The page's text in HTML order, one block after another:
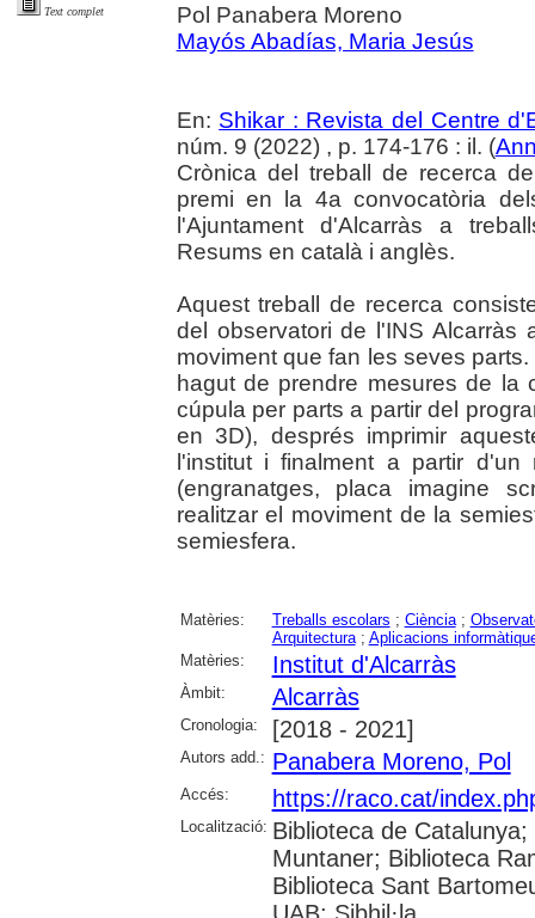
Text complet
Pol Panabera Moreno
Mayós Abadías, Maria Jesús
En: Shikar : Revista del Centre
núm. 9 (2022) , p. 174-176 : il. (
Crònica del treball de recerca
premi en la 4a convocatòria
l'Ajuntament d'Alcarràs a
Resums en català i anglès.
Aquest treball de recerca
del observatori de l'INS Alcarràs
moviment que fan les seves
hagut de prendre mesures de la
cúpula per parts a partir del
en 3D), després imprimir
l'institut i finalment a partir d'un
(engranatges, placa imagine
realitzar el moviment de la
semiesfera.
Matèries: Treballs escolars ; Ciència;
Arquitectura; Aplicacions
Matèries:
Institut d'Alcarràs
Àmbit: Alcarràs
Cronologia: [2018 - 2021]
Autors add.: Panabera Moreno, Pol
Accés: https://raco.cat/
Localització: Biblioteca de
Muntaner; Biblioteca
Biblioteca Sant